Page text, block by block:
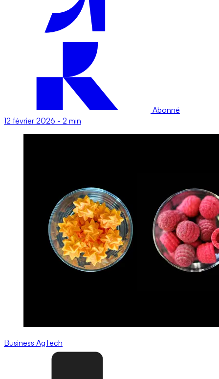
Abonné
12 février 2026 - 2 min
Business AgTech